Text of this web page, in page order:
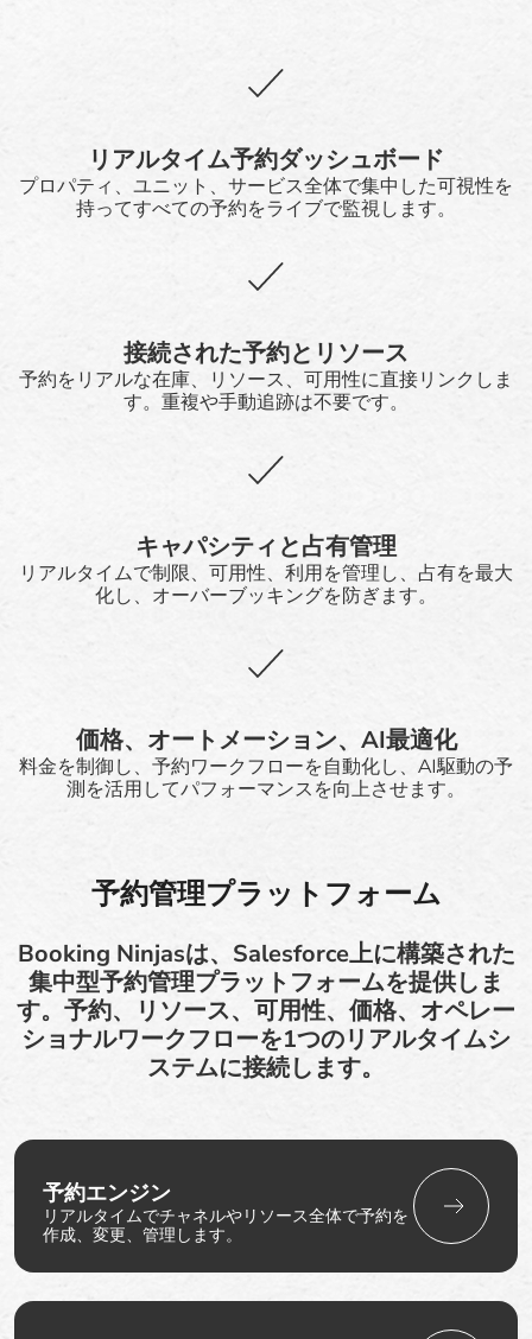
リアルタイム予約ダッシュボード
プロパティ、ユニット、サービス全体で集中した可視性を
持ってすべての予約をライブで監視します。
接続された予約とリソース
予約をリアルな在庫、リソース、可用性に直接リンクしま
す。重複や手動追跡は不要です。
キャパシティと占有管理
リアルタイムで制限、可用性、利用を管理し、占有を最大
化し、オーバーブッキングを防ぎます。
価格、オートメーション、AI最適化
料金を制御し、予約ワークフローを自動化し、AI駆動の予
測を活用してパフォーマンスを向上させます。
予約管理プラットフォーム
Booking Ninjasは、Salesforce上に構築された
集中型予約管理プラットフォームを提供しま
す。予約、リソース、可用性、価格、オペレー
ショナルワークフローを1つのリアルタイムシ
ステムに接続します。
予約エンジン
リアルタイムでチャネルやリソース全体で予約を
作成、変更、管理します。